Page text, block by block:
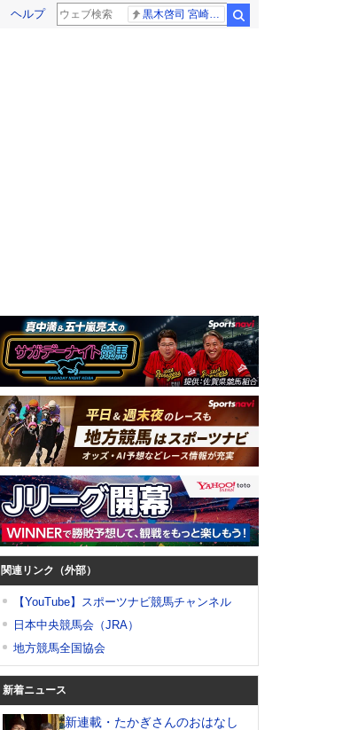
ヘルプ
関連リンク（外部）
【YouTube】スポーツナビ競馬チャンネル
日本中央競馬会（JRA）
地方競馬全国協会
新着ニュース
新連載・たかぎさんのおはなし